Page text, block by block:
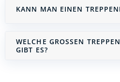
KANN MAN EINEN
WELCHE GROSSEN
IBT ES?